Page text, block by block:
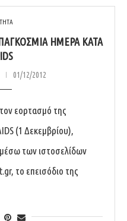
ΗΜΈΡΑ ΚΑΤΆ
01/12/2012
εορτασμό της
(1 Δεκεμβρίου),
των ιστοσελίδων
το επεισόδιο της